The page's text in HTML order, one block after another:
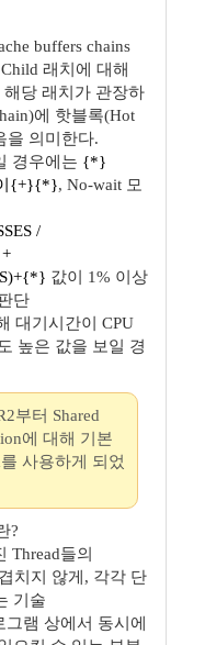
buffers chains
래치에 대해
해당 래치가 관장하
에 핫블록(Hot
을 의미한다.
경우에는 {*}
{+}{*}, No-wait 모
/
값이 1% 이상
단
대기시간이 CPU
높은 값을 보일 경
부터 Shared
에 대해 기본
사용하게 되었
?
Thread들의
치지 않게, 각각 단
기술
그램 상에서 동시에